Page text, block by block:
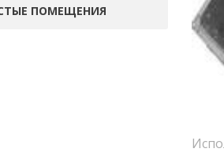
ПОМЕЩЕНИЯ